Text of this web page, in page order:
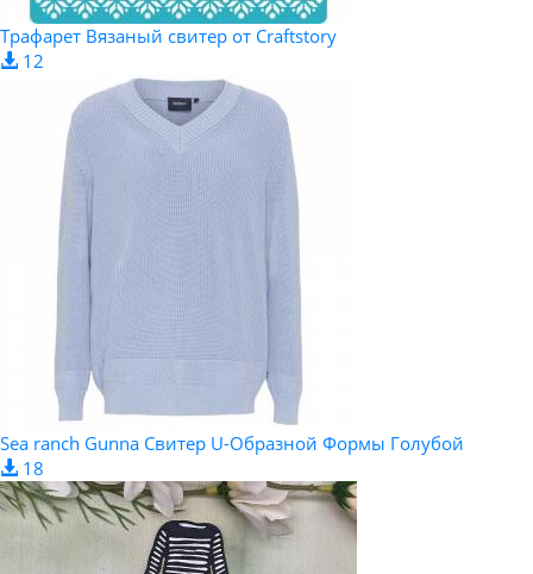
Трафарет Вязаный свитер от Craftstory
12
Sea ranch Gunna Свитер U-Образной Формы Голубой
18